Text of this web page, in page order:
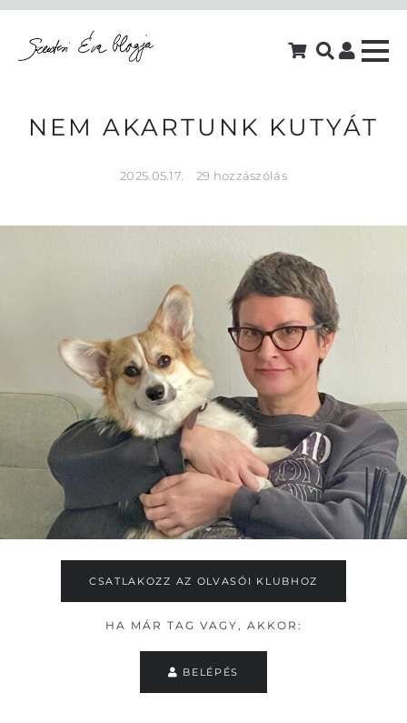
NEM AKARTUNK KUTYÁT
2025.05.17. 29 hozzászólás
CSATLAKOZZ AZ OLVASÓI KLUBHOZ
HA MÁR TAG VAGY, AKKOR:
BELÉPÉS